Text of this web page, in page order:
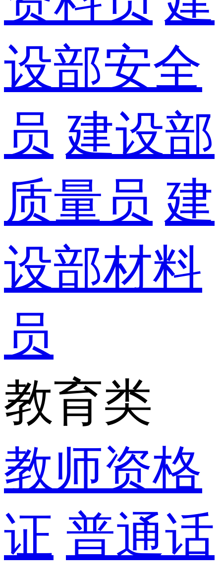
设部安全
员 建设部
质量员 建
设部材料
员
教育类
教师资格
证 普通话